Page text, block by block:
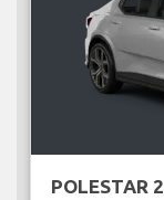
POLESTAR 2